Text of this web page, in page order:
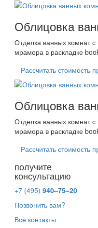
Облицовка
Отделка ванных комнат
мрамора в раскладке
Рассчитать стоимость
Облицовка
Отделка ванных комнат
мрамора в раскладке
Рассчитать стоимость
получите
консультацию
+7 (495) 940–75–20
Позвонить вам?
Все контакты